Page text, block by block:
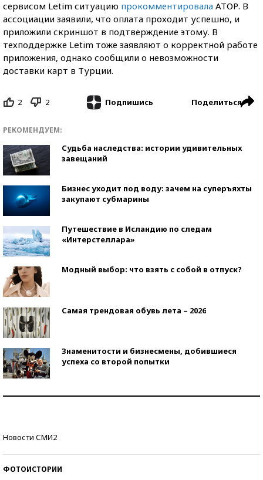
сервисом Letim ситуацию прокомментировала АТОР. В
ассоциации заявили, что оплата проходит успешно, и
приложили скриншот в подтверждение этому. В
техподдержке Letim тоже заявляют о корректной работе
приложения, однако сообщили о невозможности
доставки карт в Турции.
2 2 Подпишись Поделиться
РЕКОМЕНДУЕМ:
Судьба наследства: истории удивительных
завещаний
Бизнес уходит под воду: зачем на суперъяхты
закупают субмарины
Путешествие в Исландию по следам
«Интерстеллара»
Модный выбор: что взять с собой в отпуск?
Самая трендовая обувь лета – 2026
Знаменитости и бизнесмены, добившиеся
успеха со второй попытки
Новости СМИ2
ФОТОИСТОРИИ